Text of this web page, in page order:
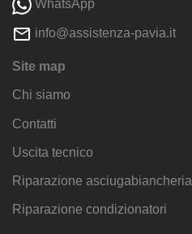
WhatsApp
info@assistenza-pavia.it
Site map
Chi siamo
Contatti
Uscita tecnico
Riparazione asciugabiancheria
Riparazione condizionatori